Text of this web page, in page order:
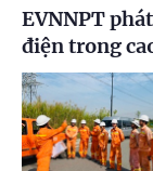
EVNNPT
điện trong